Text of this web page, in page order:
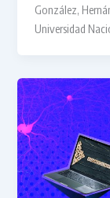
González,
Universidad